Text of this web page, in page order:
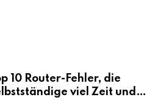
10 Router-Fehler, die
viel Zeit und